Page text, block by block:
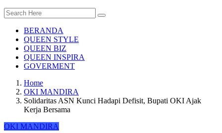
BERANDA
QUEEN STYLE
QUEEN BIZ
QUEEN INSPIRA
GOVERMENT
Home
OKI MANDIRA
Solidaritas ASN Kunci Hadapi Defisit, Bupati OKI Ajak
Kerja Bersama
OKI MANDIRA